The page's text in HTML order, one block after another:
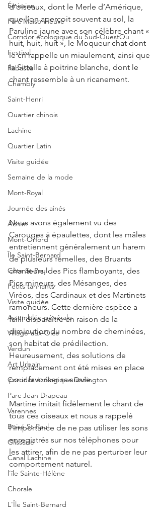
Émission
Parc Maisonneuve
Corridor écologique du Sud-OuestOu
Festival
Rabasca
Chambly
Saint-Henri
Quartier chinois
Lachine
Quartier Latin
Visite guidée
Semaine de la mode
Mont-Royal
Journée des ainés
Achim
Mont-Orford
Île Saint-Bernard
Côte St-Paul
Petits tannants
Visite guidée
Assemblée générale
Village-aux-Oies
Verdun
Art Urbain
Corridor écologique Darlington
Parc Jean Drapeau
Varennes
Boisé St-Paul
Glissade
Canal Lachine
l’île Sainte-Hélène
Chorale
L'Île Saint-Bernard
d’oiseaux, dont le Merle d’Amérique,
que l’on aperçoit souvent au sol, la
Paruline jaune avec son célèbre chant «
huit, huit, huit », le Moqueur chat dont
le cri rappelle un miaulement, ainsi que
la Sittelle à poitrine blanche, dont le
chant ressemble à un ricanement.
Nous avons également vu des
Carouges à épaulettes, dont les mâles
entretiennent généralement un harem
de plusieurs femelles, des Bruants
chanteurs, des Pics flamboyants, des
Pics mineurs, des Mésanges, des
Viréos, des Cardinaux et des Martinets
ramoneurs. Cette dernière espèce a
failli disparaître en raison de la
diminution du nombre de cheminées,
son habitat de prédilection.
Heureusement, des solutions de
remplacement ont été mises en place
pour favoriser sa survie.
Martine imitait fidèlement le chant de
tous ces oiseaux et nous a rappelé
l’importance de ne pas utiliser les sons
enregistrés sur nos téléphones pour
les attirer, afin de ne pas perturber leur
comportement naturel.